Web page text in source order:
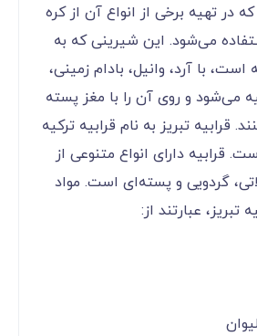
در تهیه برخی از انواع آن از کره
می‌شود. این شیرینی که به
با آرد، وانیل، بادام زمینی،
می‌شود و روی آن را با مغز پسته
قرابیه تبریز به نام قرابیه ترکیه
قرابیه دارای انواع متنوعی از
گردویی و پسته‌ای است. مواد
تبریز، عبارتند از: